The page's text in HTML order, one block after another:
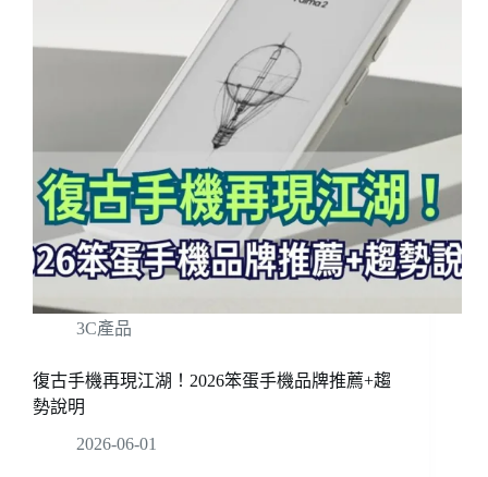
3C產品
復古手機再現江湖！2026笨蛋手機品牌推薦+趨
勢說明
2026-06-01